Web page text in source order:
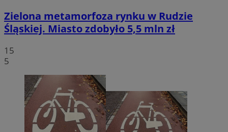
Zielona metamorfoza rynku w Rudzie
Śląskiej. Miasto zdobyło 5,5 mln zł
15
5